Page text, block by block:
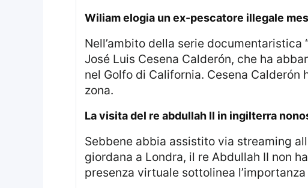
wiliam elogia un ex-pescatore illegale
Nell’ambito della serie documentaristica “Guardians”, il principe William ha espresso apprezzamento nei confronti di
José Luis Cesena Calderón, che ha
nel Golfo di California. Cesena
zona.
la visita del re abdullah II in ingilterra
Sebbene abbia assistito via streaming alla partita delle qualificazioni mondiali contro l’Oman dalla sede diplomatica
giordana a Londra, il re Abdullah II non
presenza virtuale sottolinea